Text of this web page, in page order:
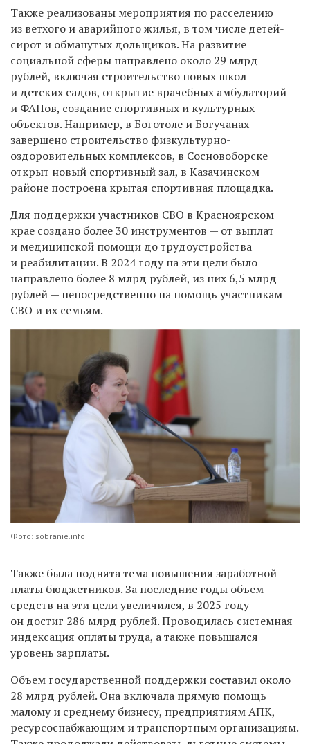
Также реализованы мероприятия по расселению
из ветхого и аварийного жилья, в том числе детей-
сирот и обманутых дольщиков. На развитие
социальной сферы направлено около 29 млрд
рублей, включая строительство новых школ
и детских садов, открытие врачебных амбулаторий
и ФАПов, создание спортивных и культурных
объектов. Например, в Боготоле и Богучанах
завершено строительство физкультурно-
оздоровительных комплексов, в Сосновоборске
открыт новый спортивный зал, в Казачинском
районе построена крытая спортивная площадка.
Для поддержки участников СВО в Красноярском
крае создано более 30 инструментов — от выплат
и медицинской помощи до трудоустройства
и реабилитации. В 2024 году на эти цели было
направлено более 8 млрд рублей, из них 6,5 млрд
рублей — непосредственно на помощь участникам
СВО и их семьям.
Фото: sobranie.info
Также была поднята тема повышения заработной
платы бюджетников. За последние годы объем
средств на эти цели увеличился, в 2025 году
он достиг 286 млрд рублей. Проводилась системная
индексация оплаты труда, а также повышался
уровень зарплаты.
Объем государственной поддержки составил около
28 млрд рублей. Она включала прямую помощь
малому и среднему бизнесу, предприятиям АПК,
ресурсоснабжающим и транспортным организациям.